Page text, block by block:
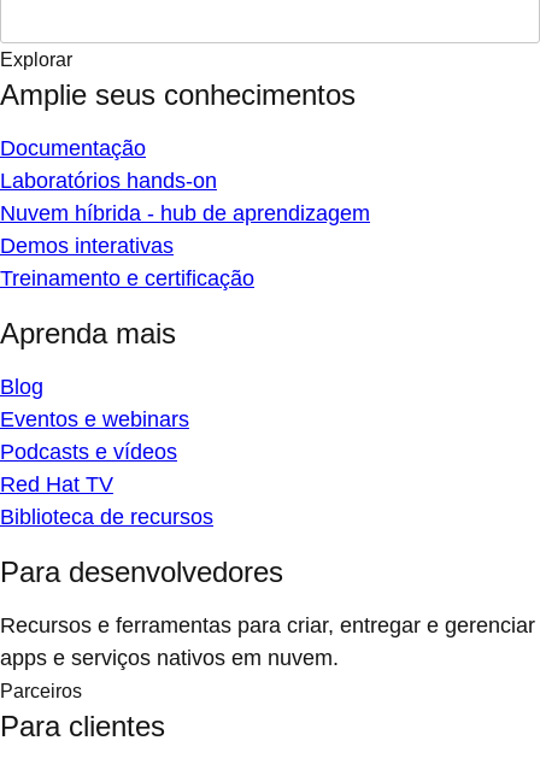
Explorar
Amplie seus conhecimentos
Documentação
Laboratórios hands-on
Nuvem híbrida - hub de aprendizagem
Demos interativas
Treinamento e certificação
Aprenda mais
Blog
Eventos e webinars
Podcasts e vídeos
Red Hat TV
Biblioteca de recursos
Para desenvolvedores
Recursos e ferramentas para criar, entregar e gerenciar
apps e serviços nativos em nuvem.
Parceiros
Para clientes